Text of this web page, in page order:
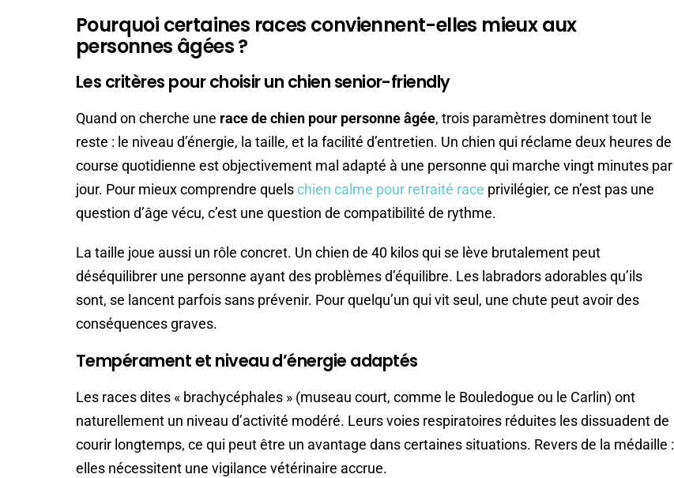
Pourquoi certaines races conviennent-elles mieux aux
personnes âgées ?
Les critères pour choisir un chien senior-friendly
Quand on cherche une race de chien pour personne âgée, trois paramètres dominent tout le
reste : le niveau d’énergie, la taille, et la facilité d’entretien. Un chien qui réclame deux heures de
course quotidienne est objectivement mal adapté à une personne qui marche vingt minutes par
jour. Pour mieux comprendre quelschien calme pour retraité race privilégier, ce n’est pas une
question d’âge vécu, c’est une question de compatibilité de rythme.
La taille joue aussi un rôle concret. Un chien de 40 kilos qui se lève brutalement peut
déséquilibrer une personne ayant des problèmes d’équilibre. Les labradors adorables qu’ils
sont, se lancent parfois sans prévenir. Pour quelqu’un qui vit seul, une chute peut avoir des
conséquences graves.
Tempérament et niveau d’énergie adaptés
Les races dites « brachycéphales » (museau court, comme le Bouledogue ou le Carlin) ont
naturellement un niveau d’activité modéré. Leurs voies respiratoires réduites les dissuadent de
courir longtemps, ce qui peut être un avantage dans certaines situations. Revers de la médaille :
elles nécessitent une vigilance vétérinaire accrue.